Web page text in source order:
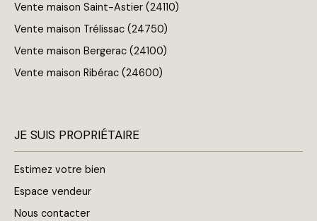
Vente maison Saint-Astier (24110)
Vente maison Trélissac (24750)
Vente maison Bergerac (24100)
Vente maison Ribérac (24600)
JE SUIS PROPRIÉTAIRE
Estimez votre bien
Espace vendeur
Nous contacter